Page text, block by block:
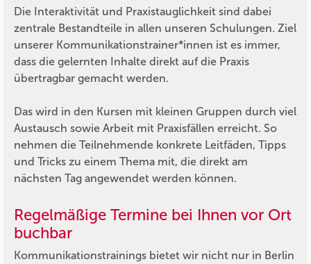
Die Interaktivität und Praxistauglichkeit sind dabei
zentrale Bestandteile in allen unseren Schulungen. Ziel
unserer Kommunikationstrainer*innen ist es immer,
dass die gelernten Inhalte direkt auf die Praxis
übertragbar gemacht werden.
Das wird in den Kursen mit kleinen Gruppen durch viel
Austausch sowie Arbeit mit Praxisfällen erreicht. So
nehmen die Teilnehmende konkrete Leitfäden, Tipps
und Tricks zu einem Thema mit, die direkt am
nächsten Tag angewendet werden können.
Regelmäßige Termine bei Ihnen vor Ort
buchbar
Kommunikationstrainings bietet wir nicht nur in Berlin